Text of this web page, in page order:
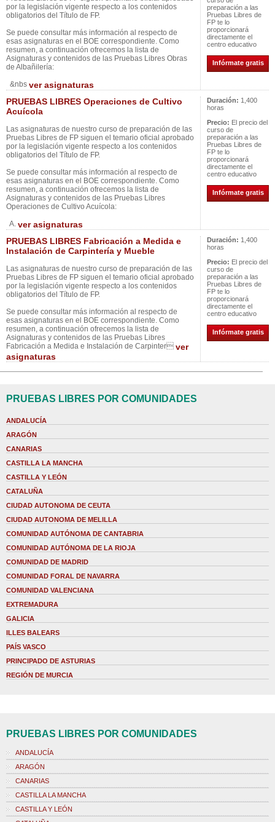
por la legislación vigente respecto a los contenidos
obligatorios del Título de FP.
Se puede consultar más información al respecto de
esas asignaturas en el BOE correspondiente. Como
resumen, a continuación ofrecemos la lista de
Asignaturas y contenidos de las Pruebas Libres Obras
de Albañilería:
&nbs ver asignaturas
preparación a las
Pruebas Libres de
FP te lo
proporcionará
directamente el
centro educativo
Infórmate gratis
PRUEBAS LIBRES Operaciones de Cultivo
Acuícola
Las asignaturas de nuestro curso de preparación de las
Pruebas Libres de FP siguen el temario oficial aprobado
por la legislación vigente respecto a los contenidos
obligatorios del Título de FP.
Se puede consultar más información al respecto de
esas asignaturas en el BOE correspondiente. Como
resumen, a continuación ofrecemos la lista de
Asignaturas y contenidos de las Pruebas Libres
Operaciones de Cultivo Acuícola:
A. ver asignaturas
Duración: 1,400
horas
Precio: El precio del
curso de
preparación a las
Pruebas Libres de
FP te lo
proporcionará
directamente el
centro educativo
Infórmate gratis
PRUEBAS LIBRES Fabricación a Medida e
Instalación de Carpintería y Mueble
Las asignaturas de nuestro curso de preparación de las
Pruebas Libres de FP siguen el temario oficial aprobado
por la legislación vigente respecto a los contenidos
obligatorios del Título de FP.
Se puede consultar más información al respecto de
esas asignaturas en el BOE correspondiente. Como
resumen, a continuación ofrecemos la lista de
Asignaturas y contenidos de las Pruebas Libres
Fabricación a Medida e Instalación de Carpinter ver
asignaturas
Duración: 1,400
horas
Precio: El precio del
curso de
preparación a las
Pruebas Libres de
FP te lo
proporcionará
directamente el
centro educativo
Infórmate gratis
PRUEBAS LIBRES POR COMUNIDADES
ANDALUCÍA
ARAGÓN
CANARIAS
CASTILLA LA MANCHA
CASTILLA Y LEÓN
CATALUÑA
CIUDAD AUTONOMA DE CEUTA
CIUDAD AUTONOMA DE MELILLA
COMUNIDAD AUTÓNOMA DE CANTABRIA
COMUNIDAD AUTÓNOMA DE LA RIOJA
COMUNIDAD DE MADRID
COMUNIDAD FORAL DE NAVARRA
COMUNIDAD VALENCIANA
EXTREMADURA
GALICIA
ILLES BALEARS
PAÍS VASCO
PRINCIPADO DE ASTURIAS
REGIÓN DE MURCIA
PRUEBAS LIBRES POR COMUNIDADES
ANDALUCÍA
ARAGÓN
CANARIAS
CASTILLA LA MANCHA
CASTILLA Y LEÓN